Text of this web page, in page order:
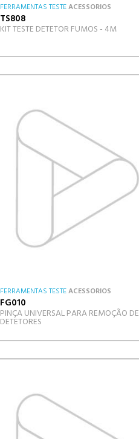
FERRAMENTAS TESTEACESSORIOS
TS808
KIT TESTE DETETOR FUMOS - 4M
FERRAMENTAS TESTEACESSORIOS
FG010
PINÇA UNIVERSAL PARA REMOÇÃO DE
DETETORES